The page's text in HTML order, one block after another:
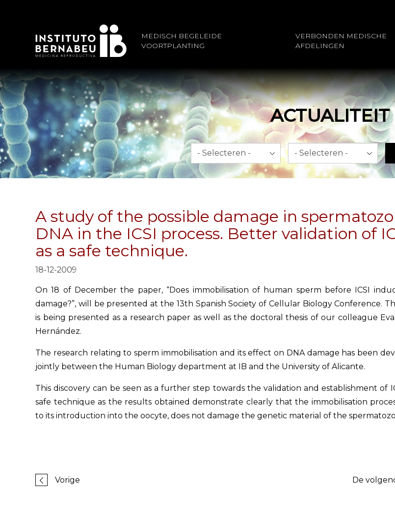
MEDISCH BEGELEIDE
VOORTPLANTING
VERBONDEN MEDISCHE
AFDELINGEN
ACTUALITEIT
Maand Jaar
A study of the possible damage in
DNA in the ICSI process. Better validation of
as a safe technique.
18-12-2009
On 18 of December the paper, “Does immobilisation of human sperm before ICSI
damage?”, will be presented at the 13th Spanish Society of Cellular Biology Conference.
is being presented as a research paper as well as the doctoral thesis of our colleague
Hernández.
The research relating to sperm immobilisation and its effect on DNA damage has been
jointly between the Human Biology department at IB and the University of Alicante.
This discovery can be seen as a further step towards the validation and establishment of
safe technique as the results obtained demonstrate clearly that the immobilisation
to its introduction into the oocyte, does not damage the genetic material of the
Vorige De